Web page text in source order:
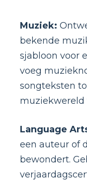
Muziek:
bekende
sjabloon voor
voeg
songteksten
muziekwereld
Language
een auteur of
bewondert.